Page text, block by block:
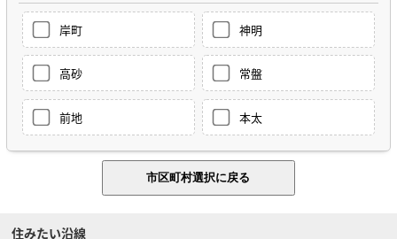
岸町 神明
高砂 常盤
前地 本太
住みたい沿線